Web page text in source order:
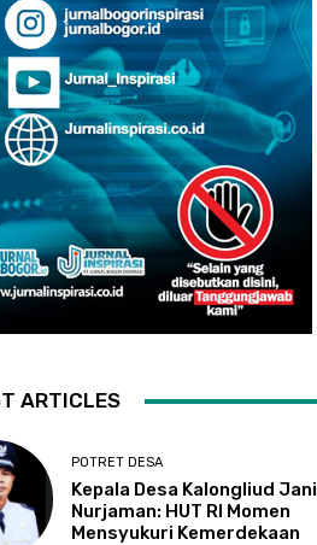
ARTICLES
POTRET DESA
Kepala Desa Kalongliud Jani
Nurjaman: HUT RI Momen
Mensyukuri Kemerdekaan